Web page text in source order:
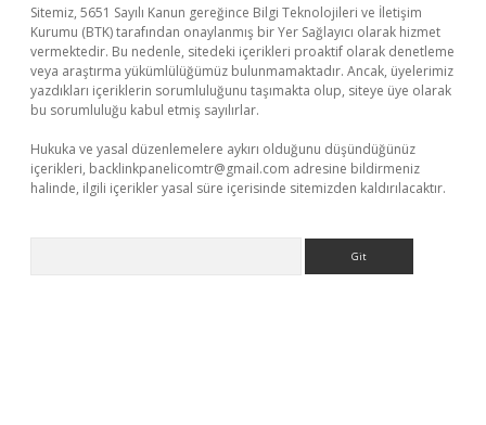
Sitemiz, 5651 Sayılı Kanun gereğince Bilgi Teknolojileri ve İletişim
Kurumu (BTK) tarafından onaylanmış bir Yer Sağlayıcı olarak hizmet
vermektedir. Bu nedenle, sitedeki içerikleri proaktif olarak denetleme
veya araştırma yükümlülüğümüz bulunmamaktadır. Ancak, üyelerimiz
yazdıkları içeriklerin sorumluluğunu taşımakta olup, siteye üye olarak
bu sorumluluğu kabul etmiş sayılırlar.
Hukuka ve yasal düzenlemelere aykırı olduğunu düşündüğünüz
içerikleri, backlinkpanelicomtr@gmail.com adresine bildirmeniz
halinde, ilgili içerikler yasal süre içerisinde sitemizden kaldırılacaktır.